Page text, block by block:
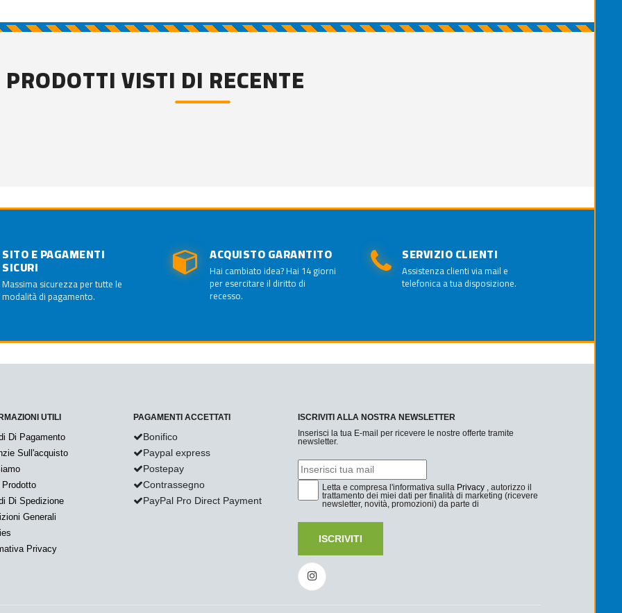
PRODOTTI VISTI DI RECENTE
SITO E PAGAMENTI
SICURI
Massima sicurezza per tutte le
modalità di pagamento.
ACQUISTO GARANTITO
Hai cambiato idea? Hai 14 giorni
per esercitare il diritto di
recesso.
SERVIZIO CLIENTI
Assistenza clienti via mail e
telefonica a tua disposizione.
UTILI
Di Pagamento
Sull'acquisto
Prodotto
Di Spedizione
Generali
Privacy
PAGAMENTI ACCETTATI
Bonifico
Paypal express
Postepay
Contrassegno
PayPal Pro Direct Payment
ISCRIVITI ALLA NOSTRA NEWSLETTER
Inserisci la tua E-mail per ricevere le nostre offerte tramite
newsletter.
Letta e compresa l'informativa sulla Privacy , autorizzo il
trattamento dei miei dati per finalità di marketing (ricevere
newsletter, novità, promozioni) da parte di
ISCRIVITI